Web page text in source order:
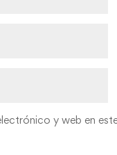
y web en